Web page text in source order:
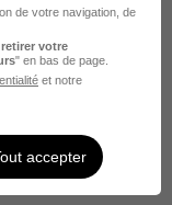
dans le
de votre navigation, de
retirer votre
" en bas de page.
et notre
accepter